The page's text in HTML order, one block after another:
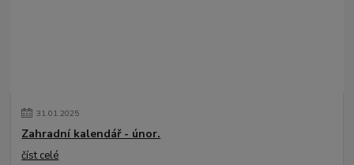
31.01.2025
Zahradní kalendář - únor.
číst celé